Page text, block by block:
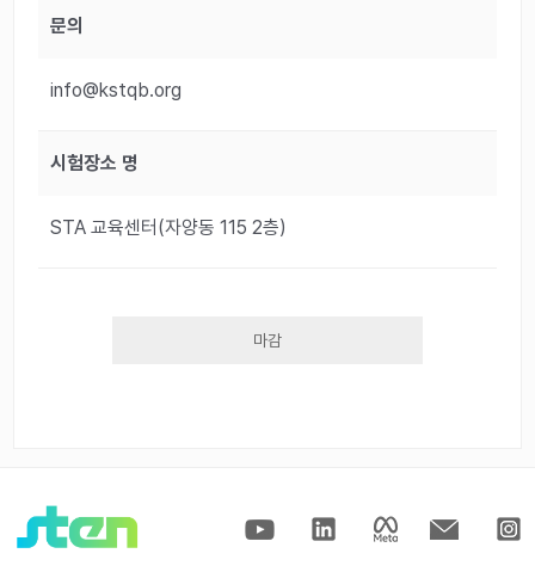
문의
info@kstqb.org
시험장소 명
STA 교육센터(자양동 115 2층)
마감